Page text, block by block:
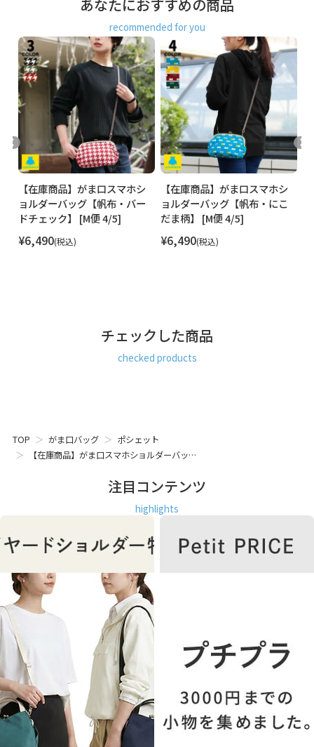
あなたにおすすめの商品
recommended for you
【在庫商品】がま口スマホシ
ョルダーバッグ【帆布・バー
ドチェック】 [M便 4/5]
¥6,490 税込
【在庫商品】がま口スマホシ
ョルダーバッグ【帆布・にこ
だま柄】 [M便 4/5]
¥6,490 税込
チェックした商品
checked products
TOP がま口バッグ
ポシェット
【在庫商品】がま口スマホショルダーバッ…
注目コンテンツ
highlights